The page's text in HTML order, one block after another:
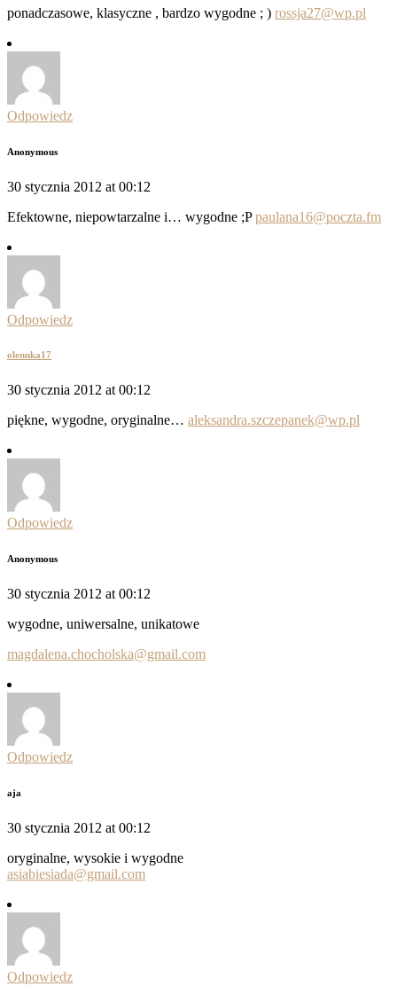
ponadczasowe, klasyczne , bardzo wygodne ; ) rossja27@wp.pl
Odpowiedz
Anonymous
30 stycznia 2012 at 00:12
Efektowne, niepowtarzalne i… wygodne ;Ppaulana16@poczta.fm
Odpowiedz
olennka17
30 stycznia 2012 at 00:12
piękne, wygodne, oryginalne… aleksandra.szczepanek@wp.pl
Odpowiedz
Anonymous
30 stycznia 2012 at 00:12
wygodne, uniwersalne, unikatowe
magdalena.chocholska@gmail.com
Odpowiedz
aja
30 stycznia 2012 at 00:12
oryginalne, wysokie i wygodne
asiabiesiada@gmail.com
Odpowiedz